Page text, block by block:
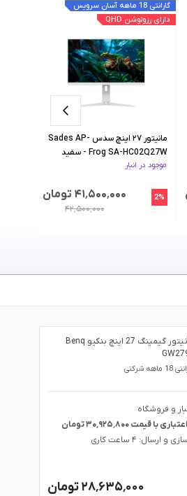
گارانتی 18 ماهه آسان سرویس
دارای رزولوشن QHD
مانیتور ۲۷ اینچ سدس Sades AP-
Frog SA-HC02Q27W - سفید
موجود در انبار
2% ۴۱٬۵۰۰٬۰۰۰ تومان
۴۲٬۵۰۰٬۰۰۰
مانیتور گیمینگ 27 اینچ بنکیو Benq
ماهه شرکتی
و فروشگاه
قیمت ۳۰٬۹۲۵٬۸۰۰ تومان
ارسال: ۴ ساعت کاری
۲۸٬۶۳۵٬۰۰۰ تومان